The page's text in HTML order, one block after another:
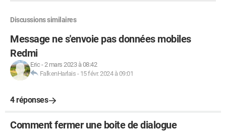
Discussions similaires
Message ne s'envoie pas données mobiles
Redmi
Eric -2 mars 2023 à 08:42
FalkenHarlais - 15 févr. 2024 à 09:01
4 réponses
Comment fermer une boite de dialogue